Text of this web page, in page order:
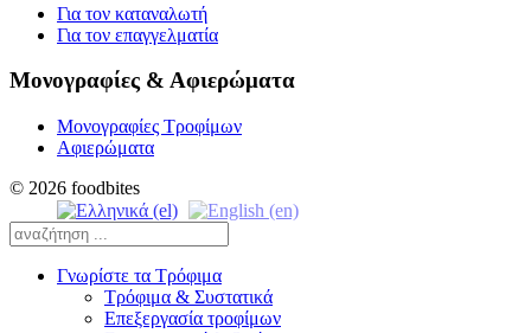
Για τον καταναλωτή
Για τον επαγγελματία
Μονογραφίες & Αφιερώματα
Μονογραφίες Τροφίμων
Αφιερώματα
© 2026 foodbites
Γνωρίστε τα Τρόφιμα
Τρόφιμα & Συστατικά
Επεξεργασία τροφίμων